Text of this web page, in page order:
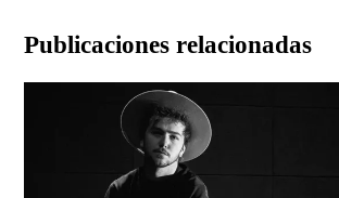
Publicaciones relacionadas